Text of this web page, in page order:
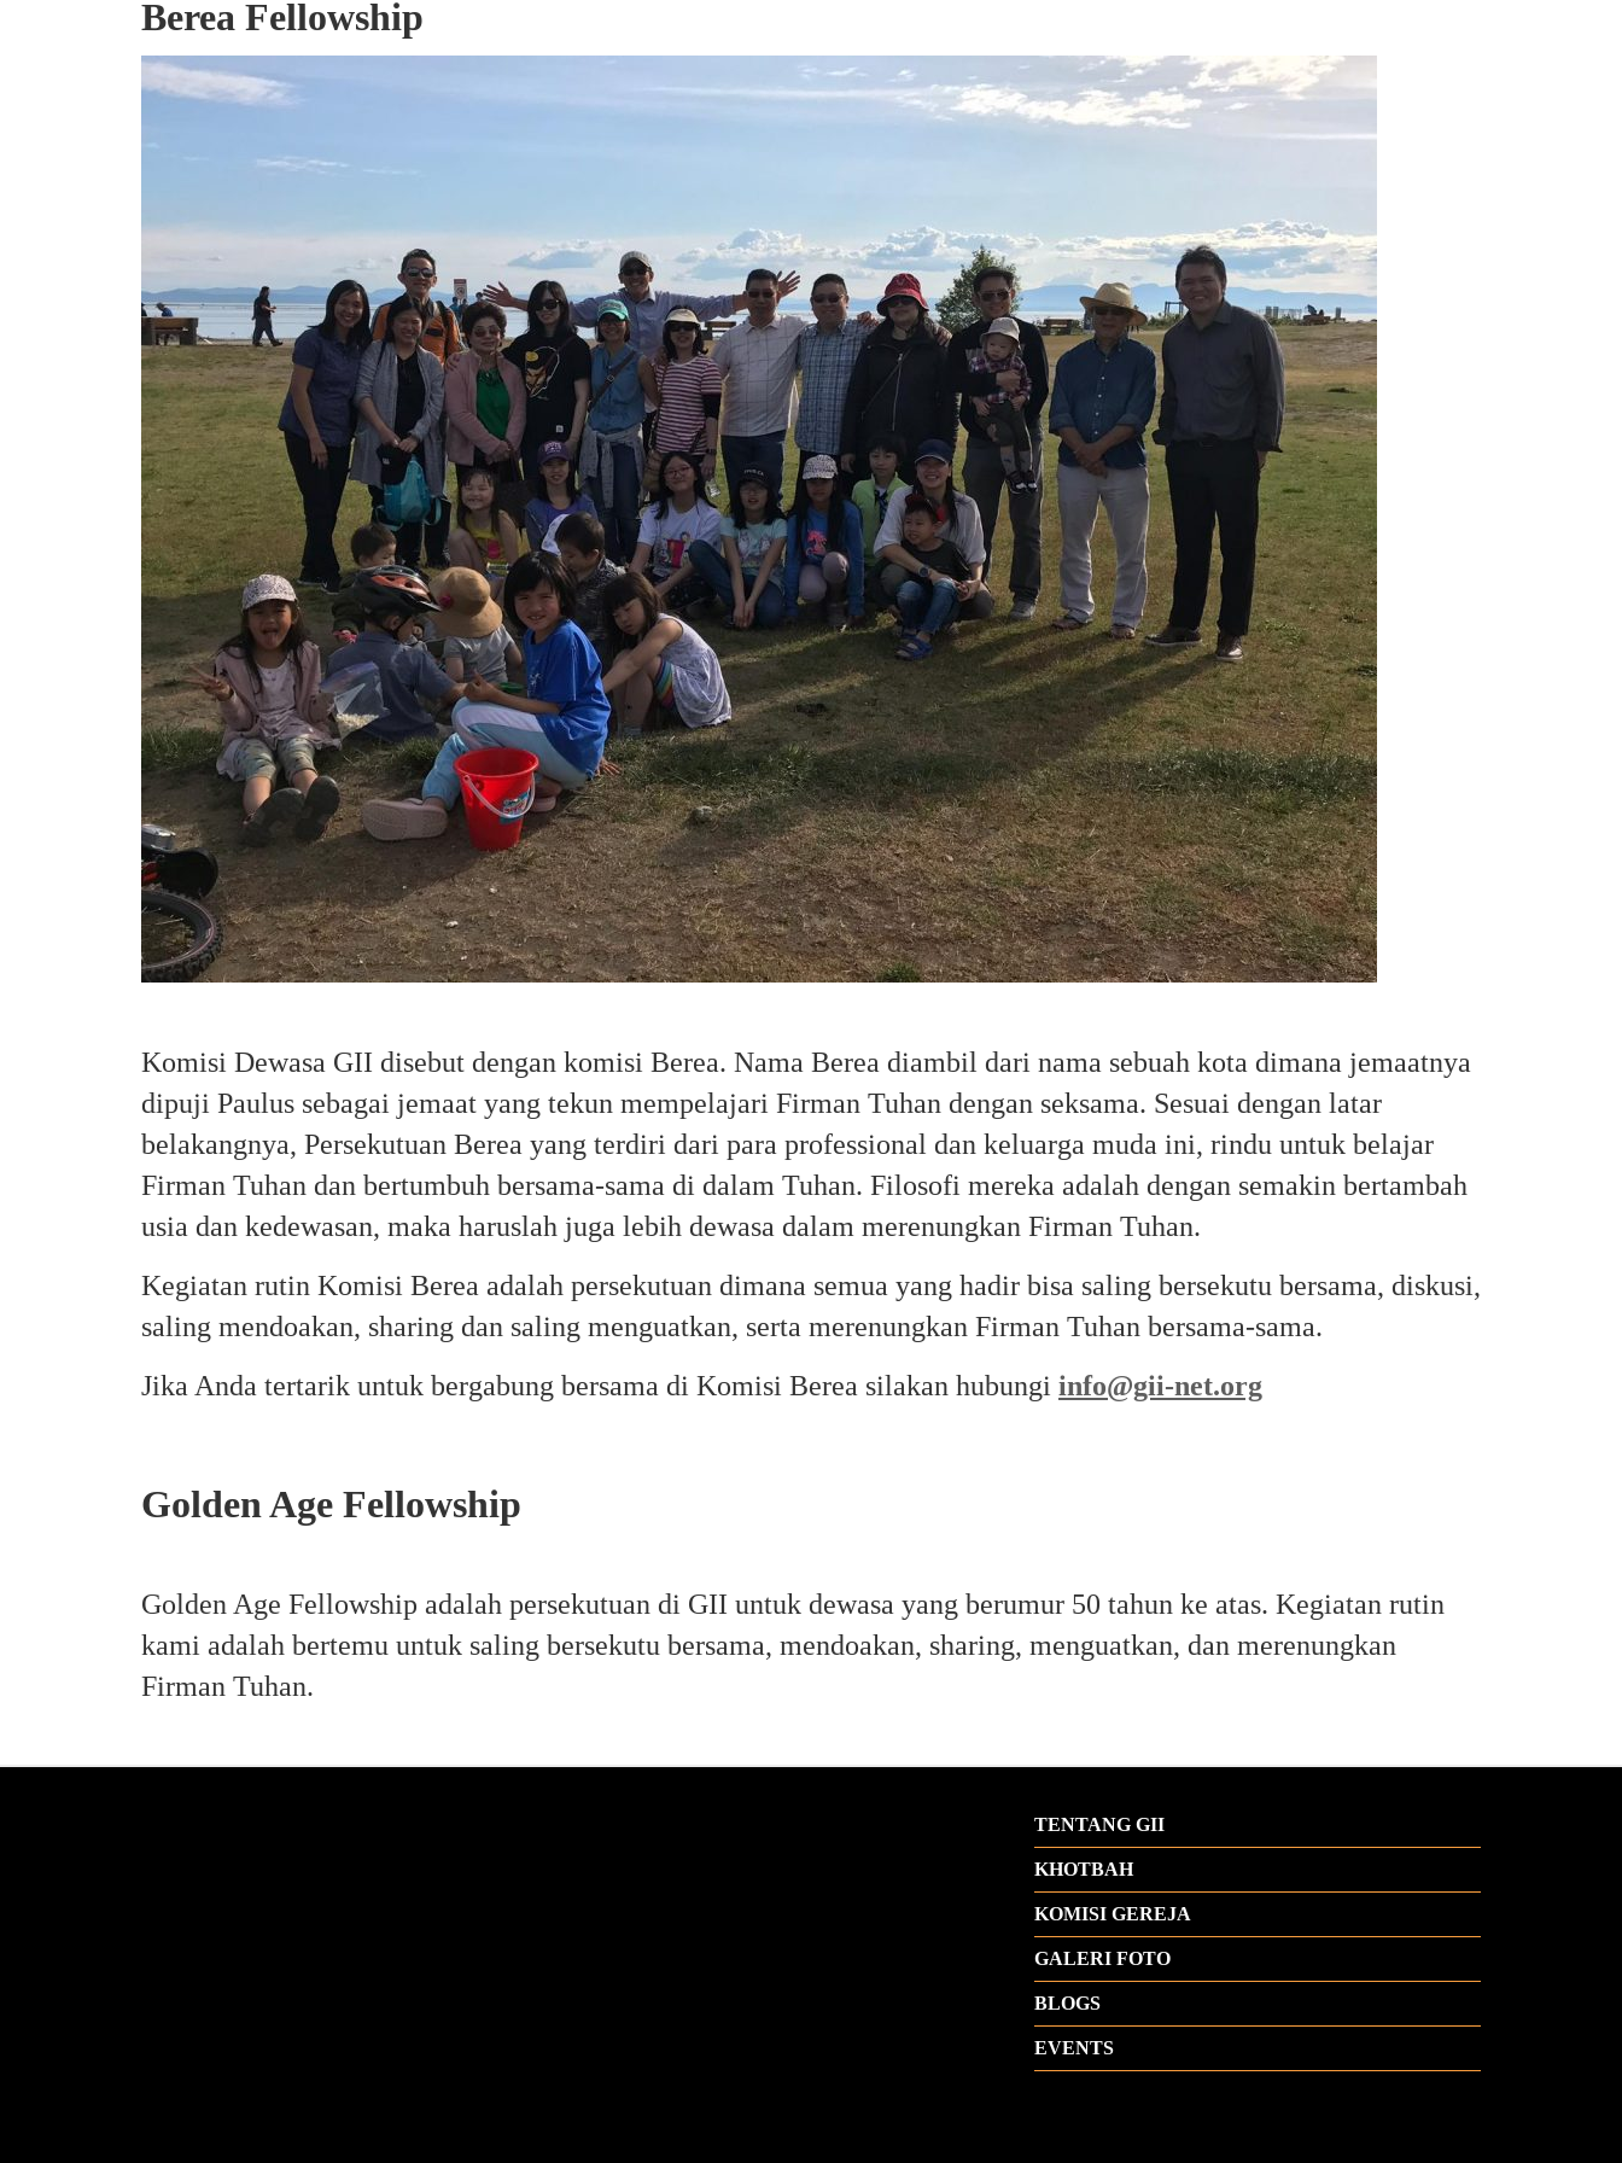
Berea Fellowship
Komisi Dewasa GII disebut dengan komisi Berea. Nama Berea diambil dari nama sebuah kota dimana jemaatnya
dipuji Paulus sebagai jemaat yang tekun mempelajari Firman Tuhan dengan seksama. Sesuai dengan latar
belakangnya, Persekutuan Berea yang terdiri dari para professional dan keluarga muda ini, rindu untuk belajar
Firman Tuhan dan bertumbuh bersama-sama di dalam Tuhan. Filosofi mereka adalah dengan semakin bertambah
usia dan kedewasan, maka haruslah juga lebih dewasa dalam merenungkan Firman Tuhan.
Kegiatan rutin Komisi Berea adalah persekutuan dimana semua yang hadir bisa saling bersekutu bersama, diskusi,
saling mendoakan, sharing dan saling menguatkan, serta merenungkan Firman Tuhan bersama-sama.
Jika Anda tertarik untuk bergabung bersama di Komisi Berea silakan hubungi info@gii-net.org
Golden Age Fellowship
Golden Age Fellowship adalah persekutuan di GII untuk dewasa yang berumur 50 tahun ke atas. Kegiatan rutin
kami adalah bertemu untuk saling bersekutu bersama, mendoakan, sharing, menguatkan, dan merenungkan
Firman Tuhan.
TENTANG GII
KHOTBAH
KOMISI GEREJA
GALERI FOTO
BLOGS
EVENTS